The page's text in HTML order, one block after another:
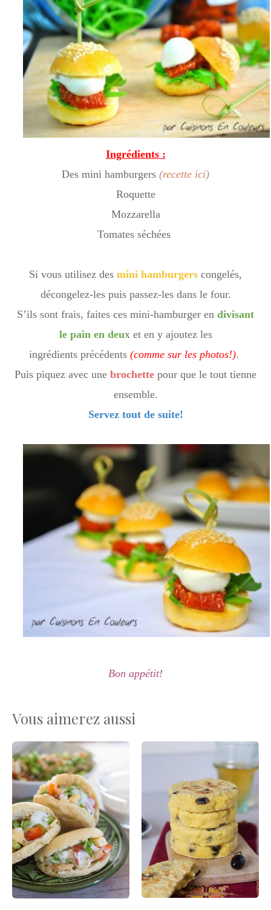
Ingrédients :
Des mini hamburgers (recette ici)
Roquette
Mozzarella
Tomates séchées
Si vous utilisez des mini hamburgers congelés,
décongelez-les puis passez-les dans le four.
S’ils sont frais, faites ces mini-hamburger en divisant
le pain en deux et en y ajoutez les
ingrédients précédents (comme sur les photos!).
Puis piquez avec une brochette pour que le tout tienne
ensemble.
Servez tout de suite!
Bon appétit!
Vous aimerez aussi